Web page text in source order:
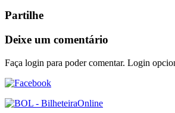
Partilhe
Deixe um comentário
Faça login para poder comentar. Login